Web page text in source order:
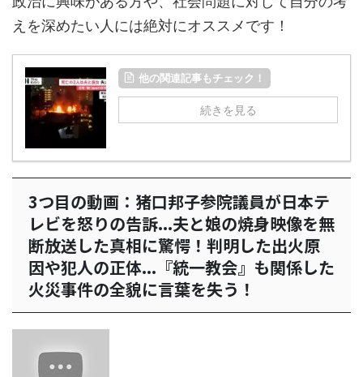
えを深めたい人には絶対にオススメです！
他の関連記事もチェック！
続きを見る
3つ目の動画：猪口邦子参院議員が日本テ
レビを怒りの告訴...夫と娘の焼身映像を無
断放送した真相に驚愕！判明した出火原
因や犯人の正体...『統一教会』も関係した
火災事件の全貌に言葉を失う！